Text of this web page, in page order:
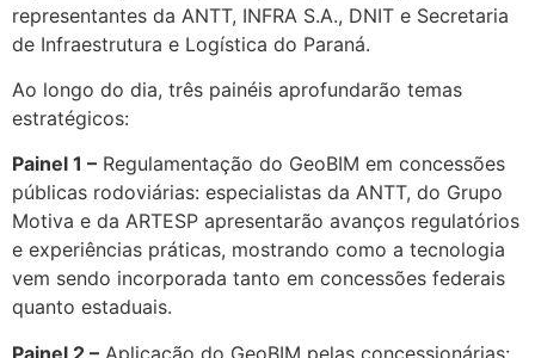
representantes da ANTT, INFRA S.A., DNIT e Secretaria
de Infraestrutura e Logística do Paraná.
Ao longo do dia, três painéis aprofundarão temas
estratégicos:
Painel 1 – Regulamentação do GeoBIM em concessões
públicas rodoviárias: especialistas da ANTT, do Grupo
Motiva e da ARTESP apresentarão avanços regulatórios
e experiências práticas, mostrando como a tecnologia
vem sendo incorporada tanto em concessões federais
quanto estaduais.
Painel 2 – Aplicação do GeoBIM pelas concessionárias: